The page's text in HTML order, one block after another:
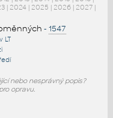
| 2024 | 2025 | 2026 | 2027 |
- 1547
LT
nebo nesprávný popis?
opravu.